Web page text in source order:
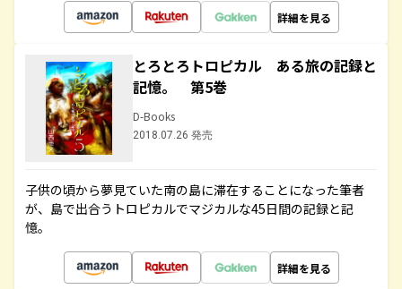
詳細を見る
とろとろトロピカル ある旅の記録と
記憶。 第5巻
D-Books
2018.07.26 発売
子供の頃から夢見ていた南の島に滞在することになった筆者
が、島で出合うトロピカルでマジカルな45日間の記録と記
憶。
詳細を見る